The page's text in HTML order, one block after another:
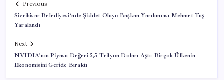
Previous
Sivrihisar Belediyesi’nde Şiddet Olayı: Başkan Yardımcısı Mehmet Taş
Yaralandı
Next
NVIDIA’nın Piyasa Değeri 5,5 Trilyon Doları Aştı: Birçok Ülkenin
Ekonomisini Geride Bıraktı